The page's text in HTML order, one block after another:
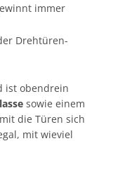
immer
Drehtüren-
ist obendrein
sowie einem
die Türen sich
mit wieviel